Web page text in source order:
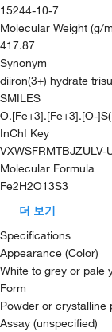
15244-10-7
Molecular Weight (g/
417.87
Synonym
diiron(3+) hydrate
SMILES
O.[Fe+3].[Fe+3].[O-
InChI Key
VXWSFRMTBJZULV-
Molecular Formula
Fe2H2O13S3
더 보기
Specifications
Appearance (Color)
White to grey or pale
Form
Powder or crystalline
Assay (unspecified)